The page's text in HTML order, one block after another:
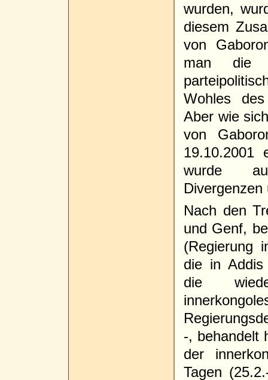
wurden,
diesem
von
man die
Wohles
Aber wie
von
19.10.2001
wurde
Nach den
und Genf,
(Regierung
die in Addis
die
-, behandelt
der
Tagen